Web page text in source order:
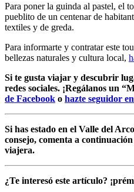
Para poner la guinda al pastel, el
pueblito de un centenar de
textiles y de greda.
Para informarte y contratar este
bellezas naturales y cultura local,
Si te gusta viajar y descubrir
redes sociales. ¡Regálanos un
de Facebook o hazte seguidor
Si has estado en el Valle del
consejo, comenta a
viajera.
¿Te interesó este artículo?